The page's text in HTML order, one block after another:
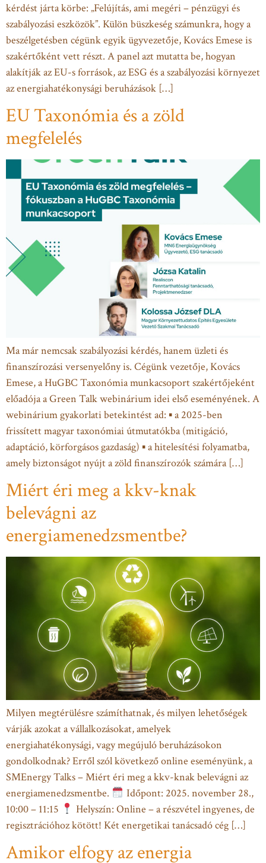
kérdést járta körbe: „Felújítás, ami megéri – pénzügyi és
szabályozási eszközök”. Külön büszkeség számunkra, hogy a
beszélgetésben cégünk egyik ügyvezetője, Kovács Emese is
szakértőként vett részt. A panel azt mutatta be, hogyan
alakítják az EU-s források, az ESG és a szabályozási környezet
az energiahatékonysági beruházások […]
EU Taxonómia és a zöld
megfelelés
Ma már nemcsak szabályozási kérdés, hanem üzleti és
finanszírozási versenyelőny is. Cégünk vezetője, Kovács
Emese, a HuGBC Taxonómia munkacsoport szakértőjeként
előadója a Green Talk webinárium idei első eseményének. A
webinárium gyakorlati betekintést ad: ▪ a 2025-ben
frissített magyar taxonómiai útmutatókba (mitigáció,
adaptáció, körforgásos gazdaság) ▪ a hitelesítési folyamatba,
amely biztonságot nyújt a zöld finanszírozók számára […]
Miért éri meg a kkv-knak
belevágni az
energiamenedzsmentbe?
Milyen megtérülésre számíthatnak, és milyen lehetőségek
várják azokat a vállalkozásokat, amelyek
energiahatékonysági, vagy megújuló beruházásokon
gondolkodnak? Erről szól következő online eseményünk, a
SMEnergy Talks – Miért éri meg a kkv-knak belevágni az
energiamenedzsmentbe.
Időpont: 2025. november 28.,
10:00 – 11:15
Helyszín: Online – a részvétel ingyenes, de
regisztrációhoz kötött! Két energetikai tanácsadó cég […]
Amikor elfogy az energia